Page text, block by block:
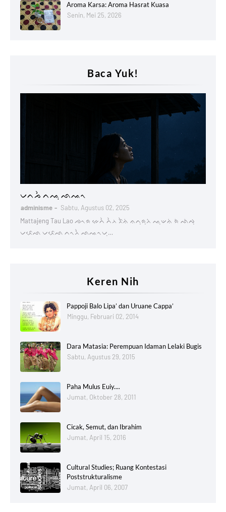
Aroma Karsa: Aroma Hasrat Kuasa
Senin, Mei 25, 2026
Baca Yuk!
ᨆᨈᨍᨛ ᨈᨕᨘ ᨒᨕᨚ
adminisme
Sabtu, Agustus 02, 2025
Mattajeng Tau Lao ᨌᨚᨑ ᨀᨙᨈᨛ ᨈᨛᨂ ᨅᨛᨊᨗ ᨊᨈᨘᨑᨘᨂᨗ ᨕᨘᨉᨊᨗ ᨑᨗ ᨒᨗᨄᨘ
ᨆᨅᨙᨒ ᨆᨅᨙᨒ ᨈᨚᨂᨛ ᨒᨕᨚᨆᨘ…
Keren Nih
Pappoji Balo Lipa’ dan Uruane Cappa’
Minggu, Februari 02, 2014
Dara Matasia: Perempuan Idaman Lelaki Bugis
Sabtu, Agustus 29, 2015
Paha Mulus Euiy....
Jumat, Oktober 28, 2011
Cicak, Semut, dan Ibrahim
Jumat, April 15, 2016
Cultural Studies; Ruang Kontestasi
Poststrukturalisme
Jumat, April 06, 2007